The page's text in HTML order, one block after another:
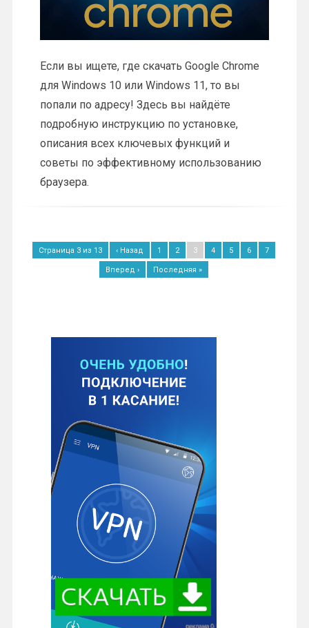
Если вы ищете, где скачать Google Chrome
для Windows 10 или Windows 11, то вы
попали по адресу! Здесь вы найдёте
подробную инструкцию по установке,
описания всех ключевых функций и
советы по эффективному использованию
браузера.
Страница 3 из 13 ‹ Назад 1 2 3 4 5 6 7
Вперед › Последняя »